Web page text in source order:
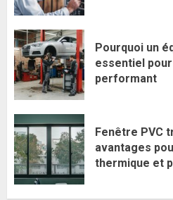
Pourquoi un
essentiel
performant
Fenêtre PVC
avantages
thermique et